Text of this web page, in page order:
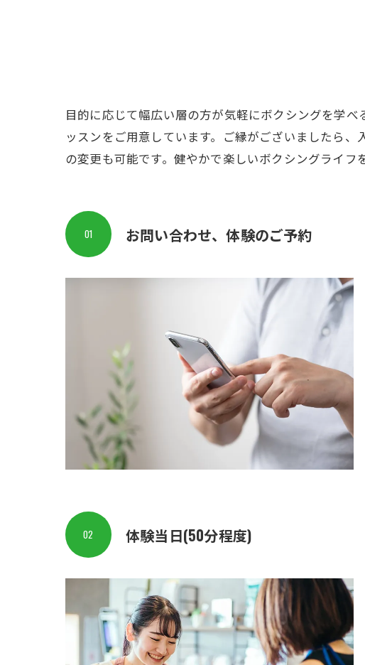
目的に応じて幅広い層の方が気軽にボクシングを学
ッスンをご用意しています。ご縁がございましたら
の変更も可能です。健やかで楽しいボクシングライフ
お問い合わせ、体験のご予約
01
体験当日(50分程度)
02